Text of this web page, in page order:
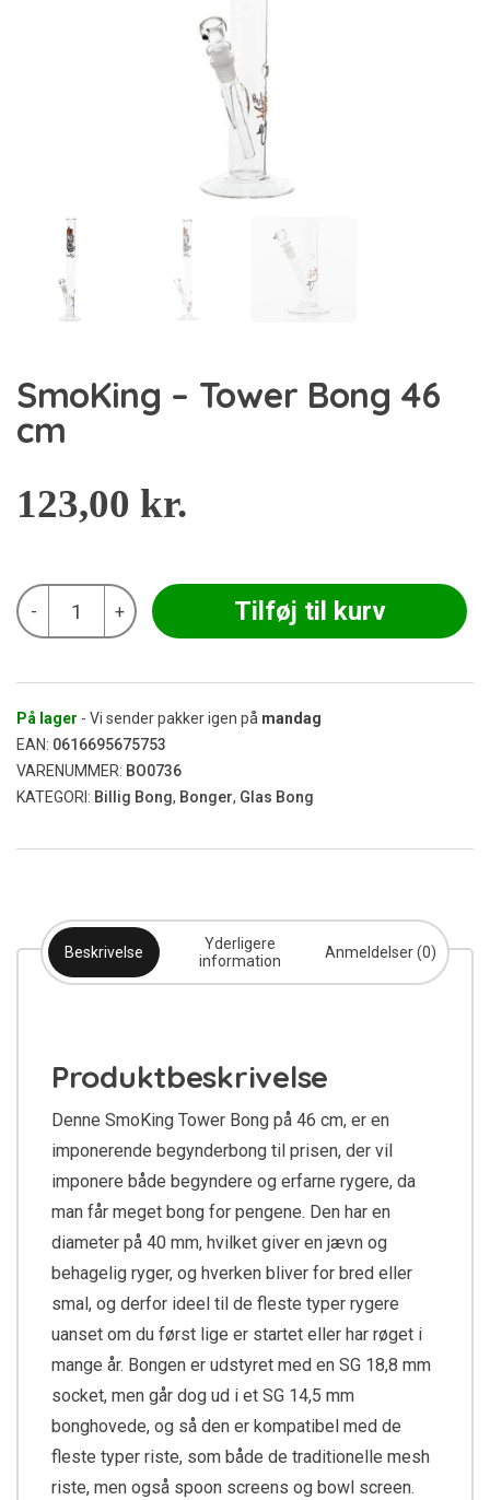
SmoKing – Tower Bong 46
cm
123,00 kr.
-
SmoKing
Tower
antal
+ Tilføj til kurv
På lager - Vi sender pakker igen på mandag
EAN: 0616695675753
VARENUMMER: BO0736
KATEGORI: Billig Bong, Bonger, Glas Bong
Beskrivelse
Yderligere
information
Anmeldelser (0)
Produktbeskrivelse
Denne SmoKing Tower Bong på 46 cm, er en
imponerende begynderbong til prisen, der vil
imponere både begyndere og erfarne rygere, da
man får meget bong for pengene. Den har en
diameter på 40 mm, hvilket giver en jævn og
behagelig ryger, og hverken bliver for bred eller
smal, og derfor ideel til de fleste typer rygere
uanset om du først lige er startet eller har røget i
mange år. Bongen er udstyret med en SG 18,8 mm
socket, men går dog ud i et SG 14,5 mm
bonghovede, og så den er kompatibel med de
fleste typer riste, som både de traditionelle mesh
riste, men også spoon screens og bowl screen.